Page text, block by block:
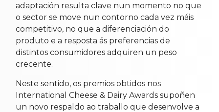
adaptación resulta clave nun momento no que
o sector se move nun contorno cada vez máis
competitivo, no que a diferenciación do
produto e a resposta ás preferencias de
distintos consumidores adquiren un peso
crecente.
Neste sentido, os premios obtidos nos
International Cheese & Dairy Awards supoñen
un novo respaldo ao traballo que desenvolve a